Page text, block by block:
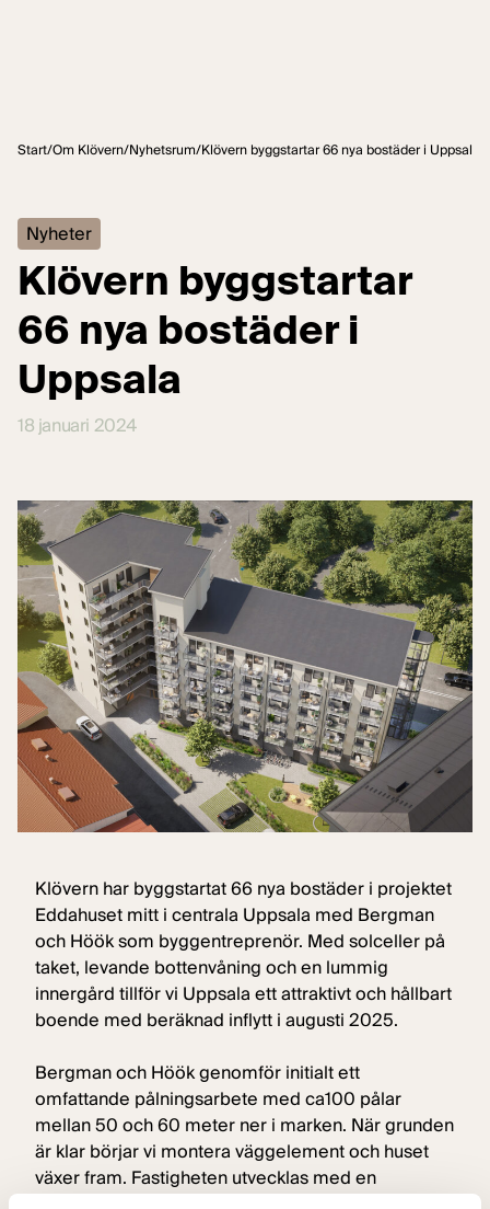
Start/Om Klövern/Nyhetsrum/Klövern byggstartar 66 nya bostäder i Uppsala
Nyheter
Klövern byggstartar
66 nya bostäder i
Uppsala
18 januari 2024
Klövern har byggstartat 66 nya bostäder i projektet
Eddahuset mitt i centrala Uppsala med Bergman
och Höök som byggentreprenör. Med solceller på
taket, levande bottenvåning och en lummig
innergård tillför vi Uppsala ett attraktivt och hållbart
boende med beräknad inflytt i augusti 2025.
Bergman och Höök genomför initialt ett
omfattande pålningsarbete med ca100 pålar
mellan 50 och 60 meter ner i marken. När grunden
är klar börjar vi montera väggelement och huset
växer fram. Fastigheten utvecklas med en